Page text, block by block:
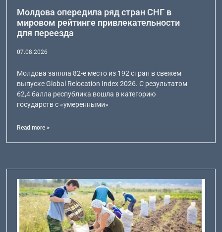
Молдова опередила ряд стран СНГ в
мировом рейтинге привлекательности
для переезда
07.08.2026
Молдова заняла 82-е место из 192 стран в свежем
выпуске Global Relocation Index 2026. С результатом
62,4 балла республика вошла в категорию
государств с «умеренными»
Read more >